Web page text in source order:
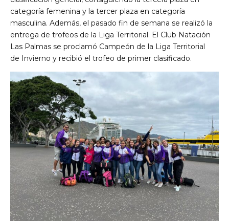
categoría femenina y la tercer plaza en categoría
masculina. Además, el pasado fin de semana se realizó la
entrega de trofeos de la Liga Territorial. El Club Natación
Las Palmas se proclamó Campeón de la Liga Territorial
de Invierno y recibió el trofeo de primer clasificado.